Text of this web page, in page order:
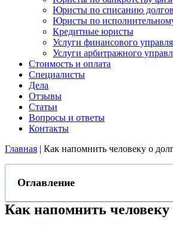
Юристы по списанию долгов
Юристы по
Кредитные юристы
Услуги финансового
Услуги арбитражного
Стоимость и оплата
Специалисты
Дела
Отзывы
Статьи
Вопросы и ответы
Контакты
Главная | Как напомнить человеку о
Оглавление
Как напомнить человеку